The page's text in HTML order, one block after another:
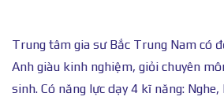
Trung tâm gia sư Bắc Trung Nam có
Anh giàu kinh nghiệm, giỏi chuyên
sinh. Có năng lực dạy 4 kĩ năng: